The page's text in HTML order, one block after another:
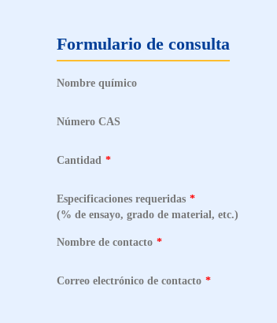
Formulario de consulta
Nombre químico
Número CAS
Cantidad *
Especificaciones requeridas *
(% de ensayo, grado de material, etc.)
Nombre de contacto *
Correo electrónico de contacto *